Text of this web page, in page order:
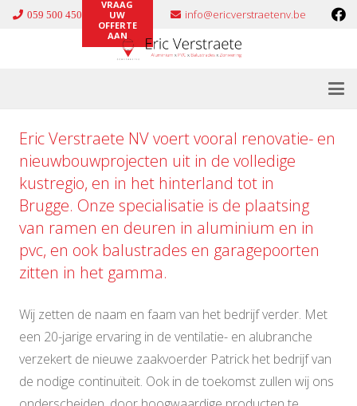
059 500 450
VRAAG
UW
OFFERTE
AAN
info@ericverstraetenv.be
Eric Verstraete NV voert vooral renovatie- en
nieuwbouwprojecten uit in de volledige
kustregio, en in het hinterland tot in
Brugge. Onze specialisatie is de plaatsing
van ramen en deuren in aluminium en in
pvc, en ook balustrades en garagepoorten
zitten in het gamma.
Wij zetten de naam en faam van het bedrijf verder. Met
een 20-jarige ervaring in de ventilatie- en alubranche
verzekert de nieuwe zaakvoerder Patrick het bedrijf van
de nodige continuïteit. Ook in de toekomst zullen wij ons